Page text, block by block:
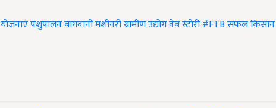
पशुपालनबागवानीमशीनरीग्रामीण उद्योगवेब स्टोरी#FTBसफल किसान